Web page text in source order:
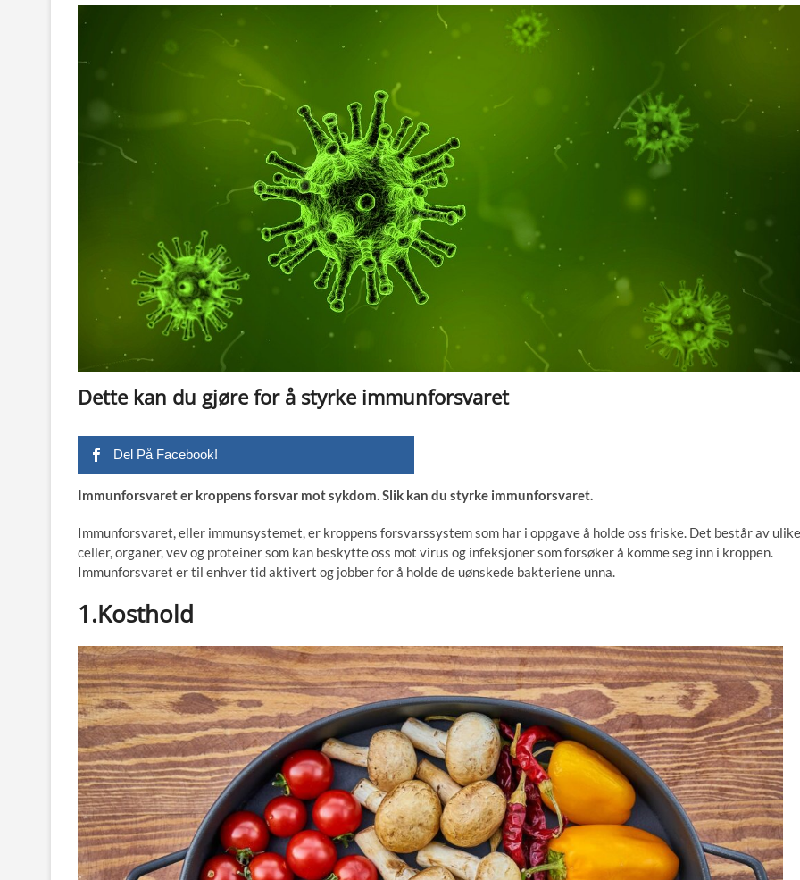
Dette kan du gjøre for å styrke immunforsvaret
Del På Facebook!
Immunforsvaret er kroppens forsvar mot sykdom. Slik kan du styrke immunforsvaret.
Immunforsvaret, eller immunsystemet, er kroppens forsvarssystem som har i oppgave å holde oss friske. Det består av ulike
celler, organer, vev og proteiner som kan beskytte oss mot virus og infeksjoner som forsøker å komme seg inn i kroppen.
Immunforsvaret er til enhver tid aktivert og jobber for å holde de uønskede bakteriene unna.
1.Kosthold